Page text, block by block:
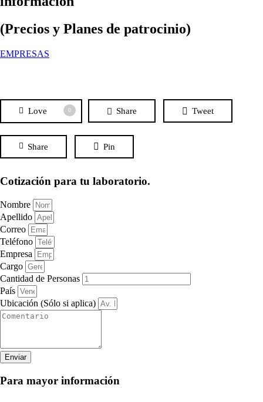
(Precios y Planes de patrocinio)
EMPRESAS
Love 0 Share Tweet
Share Pin
Cotización para tu laboratorio.
Nombre
Apellido
Correo
Teléfono
Empresa
Cargo
Cantidad de Personas
País
Ubicación (Sólo si aplica)
Enviar
Para mayor información